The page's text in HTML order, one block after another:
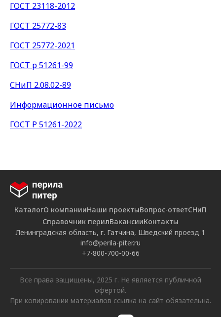
ГОСТ 23118-2012
ГОСТ 25772-83
ГОСТ 25772-2021
ГОСТ р 51261-99
СНиП 2.08.02-89
Информационное письмо
ГОСТ Р 51261-2022
КаталогО компанииНаши проектыВопрос-ответСНиП
Справочник перилВакансииКонтакты
Ленинградская область, г. Гатчина, Шведский проезд 1
info@perila-piter.ru
+7-800-700-00-66
Все права защищены, 2025 г. Не является публичной
офертой.
При копировании материалов ссылка на сайт обязательна.